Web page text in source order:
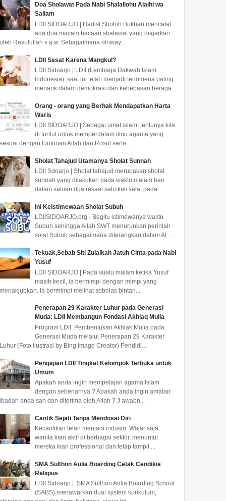
Doa Sholawat Pada Nabi Shalallohu Alaihi wa
Sallam
LDII SIDOARJO | Hadist Shohih Bukhari mencatat
ada dua macam bacaan shalawat yang diajarkan
oleh Rasulullah s.a.w. Sebagaimana diriway...
LDII Sesat Karena Mangkul?
LDII Sidoarjo | LDII (Lembaga Dakwah Islam
Indonesia) saat ini telah menjadi fenomena paling
menarik dalam demokrasi dan kebebasan beraga...
Orang - orang yang Berhak Mendapatkan Harta
Waris
LDII SIDOARJO | Sebagai umat islam, tentunya kita
di tuntut untuk memperdalam ilmu agama yang
sesuai dengan tuntunan Allah dan Rosul serta ...
Sholat Tahajud Utamanya Sholat Sunnah
LDII Sdoarjo | Sholat tahajud merupakan sholat
sunnah yang dilakukan pada waktu malam hari
dalam satuan dua rakaat satu kali sala, pada...
Ini Keistimewaan Sholat Subuh
LDIISIDOARJO.org - Begitu istimewanya waktu
Subuh sehingga Allah SWT menurunkan perintah
solat Subuh sebagaimana diterangkan dalam Al ...
Tekuak,Sebab Siti Zulaikah Jatuh Cinta pada Nabi
Yusuf
LDII SIDOARJO | Pada suatu malam ketika Yusuf
masih kecil, ia bermimpi dengan mimpi yang
menakjubkan. Ia bermimpi melihat sebelas bintan...
Penerapan 29 Karakter Luhur pada Generasi
Muda: LDII Membangun Fondasi Akhlaq Mulia
Program LDII: Pembentukan Akhlak Mulia pada
Generasi Muda melalui Penerapan 29 Karakter
Luhur (Foto ilustrasi by Bing Image Creator) Pendidi...
Pengajian LDII Tingkat Kelompok Terbuka untuk
Umum
Apakah anda ingin mempelajari agama Islam
dengan sebenarnya ? Apakah anda ingin amalan
ibadah anda sah dan diterima oleh Allah ? J awabn...
Cantik Sejati Tanpa Mendosai Diri
Kecantikan telah menjadi industri. Wajar saja,
wanita kian aktif di berbagai sektor, menuntut
mereka kian professional dan tetap tampil ...
SMA Sulthon Aulia Boarding Cetak Cendikia
Religius
LDII Sidoarjo | SMA Sulthon Aulia Boarding School
(SABS) menawarkan dual system kurikulum,